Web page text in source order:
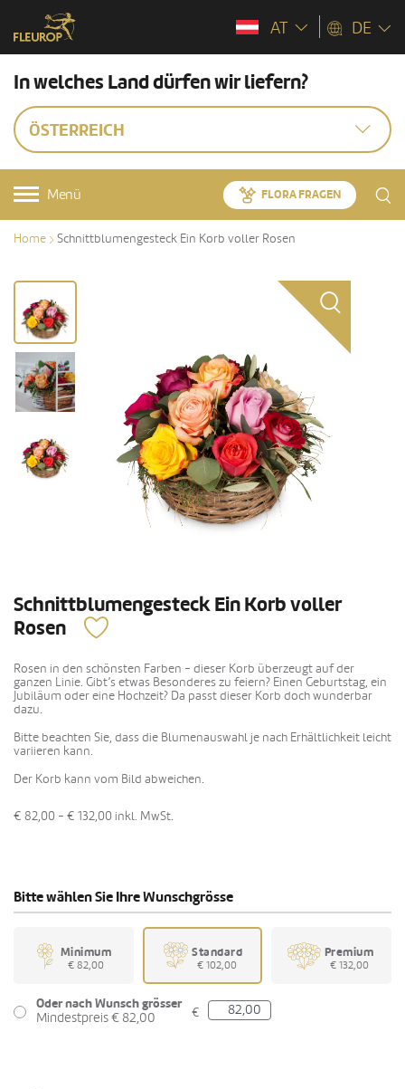
AT DE
In welches Land dürfen wir liefern?
ÖSTERREICH
Menü FLORA FRAGEN
Home Schnittblumengesteck Ein Korb voller Rosen
Schnittblumengesteck Ein Korb voller
Rosen
Rosen in den schönsten Farben - dieser Korb überzeugt auf der
ganzen Linie. Gibt’s etwas Besonderes zu feiern? Einen Geburtstag, ein
Jubiläum oder eine Hochzeit? Da passt dieser Korb doch wunderbar
dazu.
Bitte beachten Sie, dass die Blumenauswahl je nach Erhältlichkeit leicht
variieren kann.
Der Korb kann vom Bild abweichen.
€ 82,00 - € 132,00 inkl. MwSt.
Bitte wählen Sie Ihre Wunschgrösse
Minimum
€ 82,00
Standard
€ 102,00
Premium
€ 132,00
Oder nach Wunsch grösser
Mindestpreis € 82,00
€